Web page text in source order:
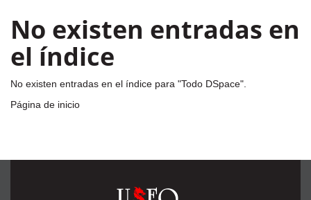
No existen entradas en
el índice
No existen entradas en el índice para "Todo DSpace".
Página de inicio